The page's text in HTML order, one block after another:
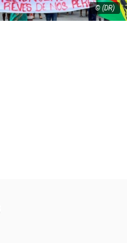
© (DR)